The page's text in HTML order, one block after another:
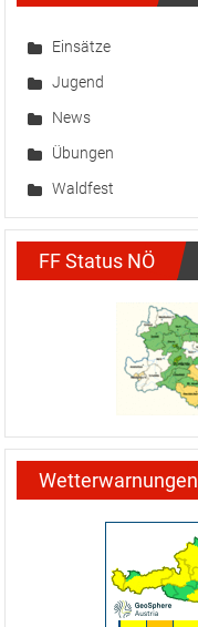
Einsätze
Jugend
News
Übungen
Waldfest
FF Status NÖ
Wetterwarnungen